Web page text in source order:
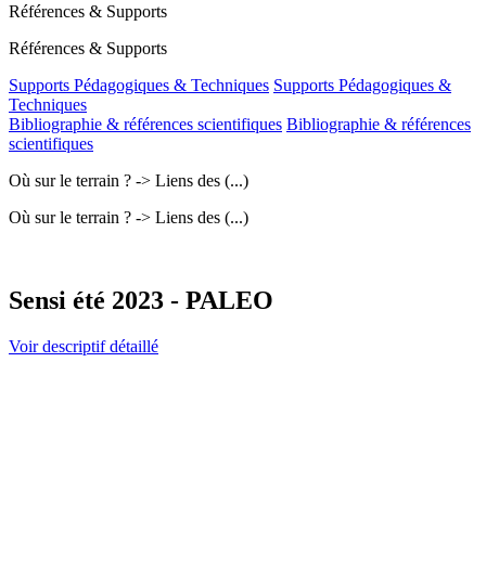
Références & Supports
Références & Supports
Supports Pédagogiques & Techniques Supports Pédagogiques &
Techniques
Bibliographie & références scientifiques Bibliographie & références
scientifiques
Où sur le terrain ? -> Liens des (...)
Où sur le terrain ? -> Liens des (...)
Sensi été 2023 - PALEO
Voir descriptif détaillé